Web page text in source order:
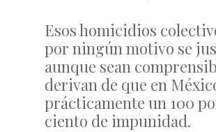
Esos homicidios
por ningún motivo se
aunque sean
derivan de que en
prácticamente un 100
ciento de impunidad.